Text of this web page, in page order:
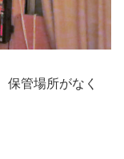
保管場所がなく